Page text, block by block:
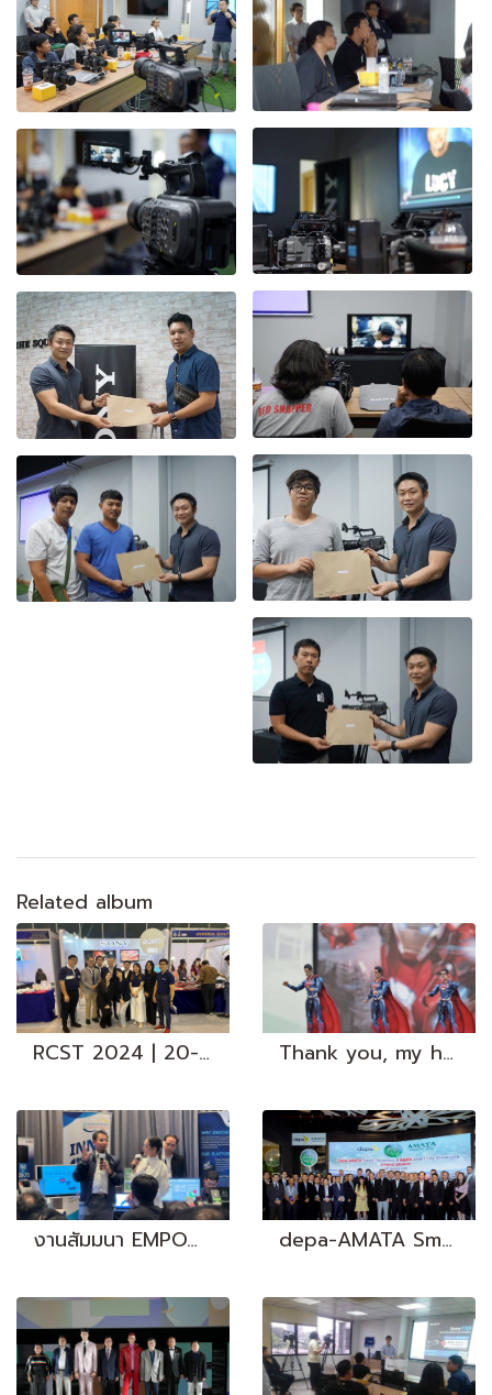
Related album
RCST 2024 | 20-21 July 2024 Thank you, my hero | 21 Dec 17
งานสัมมนา EMPOWER Your Network and Business I 8 Aug 2024 depa-AMATA Smart Classroom